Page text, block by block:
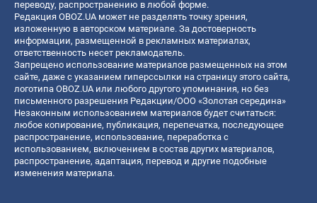
переводу, распространению в любой форме.
Редакция OBOZ.UA может не разделять точку зрения,
изложенную в авторском материале. За достоверность
информации, размещенной в рекламных материалах,
ответственность несет рекламодатель.
Запрещено использование материалов размещенных на этом
сайте, даже с указанием гиперссылки на страницу этого сайта,
логотипа OBOZ.UA или любого другого упоминания, но без
письменного разрешения Редакции/ООО «Золотая середина»
Незаконным использованием материалов будет считаться:
любое копирование, публикация, перепечатка, последующее
распространение, использование, переработка с
использованием, включением в состав других материалов,
распространение, адаптация, перевод и другие подобные
изменения материала.